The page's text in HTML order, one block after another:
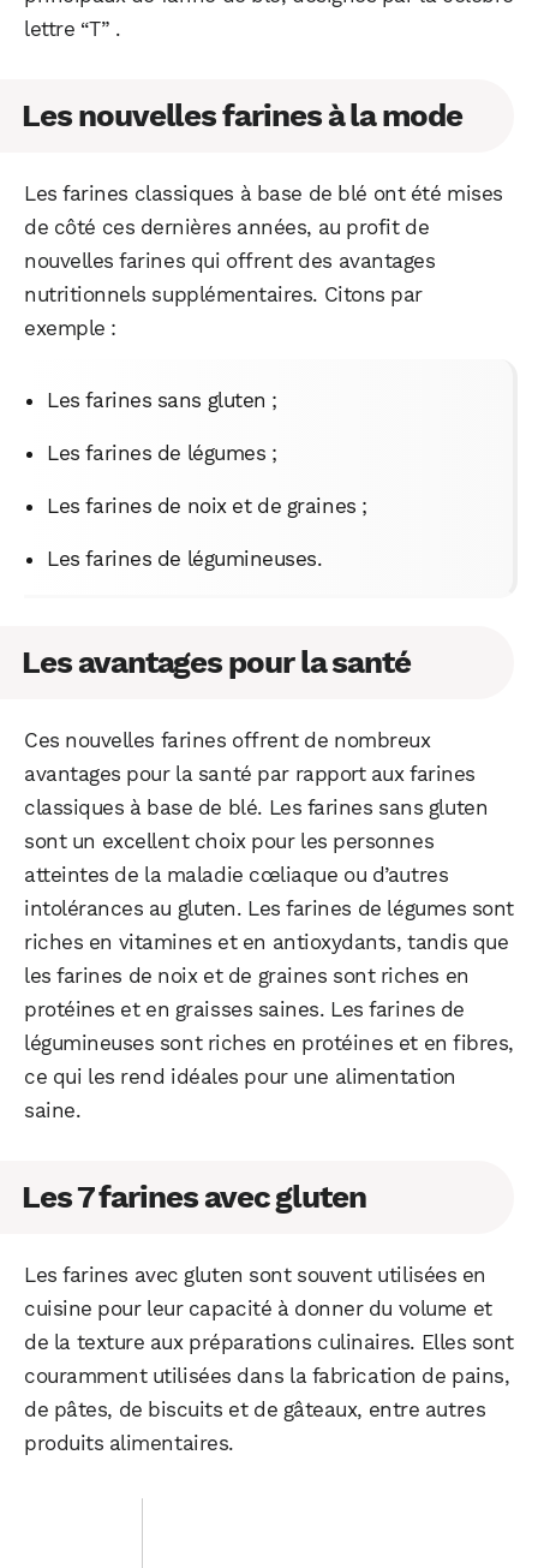
lettre “T” .
Les nouvelles farines à la mode
Les farines classiques à base de blé ont été mises
de côté ces dernières années, au profit de
nouvelles farines qui offrent des avantages
nutritionnels supplémentaires. Citons par
exemple :
Les farines sans gluten ;
Les farines de légumes ;
Les farines de noix et de graines ;
Les farines de légumineuses.
Les avantages pour la santé
Ces nouvelles farines offrent de nombreux
avantages pour la santé par rapport aux farines
classiques à base de blé. Les farines sans gluten
sont un excellent choix pour les personnes
atteintes de la maladie cœliaque ou d’autres
intolérances au gluten. Les farines de légumes sont
riches en vitamines et en antioxydants, tandis que
les farines de noix et de graines sont riches en
protéines et en graisses saines. Les farines de
légumineuses sont riches en protéines et en fibres,
ce qui les rend idéales pour une alimentation
saine.
Les 7 farines avec gluten
Les farines avec gluten sont souvent utilisées en
cuisine pour leur capacité à donner du volume et
de la texture aux préparations culinaires. Elles sont
couramment utilisées dans la fabrication de pains,
de pâtes, de biscuits et de gâteaux, entre autres
produits alimentaires.